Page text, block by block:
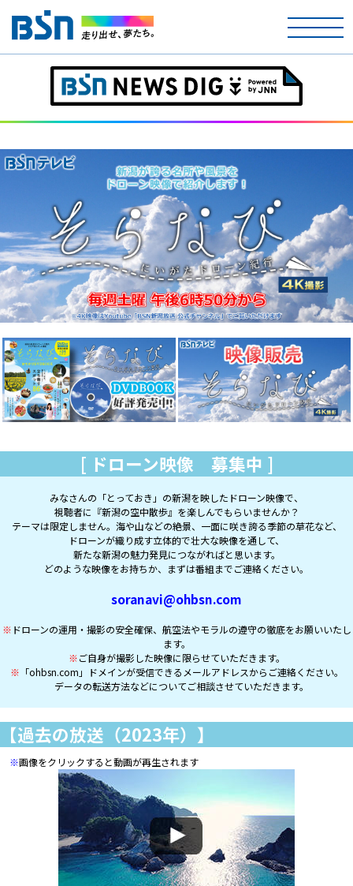
ホーム
テレビ
アナウンサー
イベント
ニュース
天気
プレゼント
コンテンツ・アプリ
Well-being 防災・減災
ショッピング
会社概要・ビジョン
お問い合わせ
[ ドローン映像 募集中 ]
みなさんの「とっておき」の新潟を映したドローン映像で、
視聴者に『新潟の空中散歩』を楽しんでもらいませんか？
テーマは限定しません。海や山などの絶景、一面に咲き誇る季節の草花など、
ドローンが織り成す立体的で壮大な映像を通して、
新たな新潟の魅力発見につながればと思います。
どのような映像をお持ちか、まずは番組までご連絡ください。
soranavi@ohbsn.com
※ ドローンの運用・撮影の安全確保、航空法やモラルの遵守の徹底をお願いいたし
ます。
※ご自身が撮影した映像に限らせていただきます。
※ 「ohbsn.com」ドメインが受信できるメールアドレスからご連絡ください。
データの転送方法などについてご相談させていただきます。
【過去の放送（2023年）】
※画像をクリックすると動画が再生されます